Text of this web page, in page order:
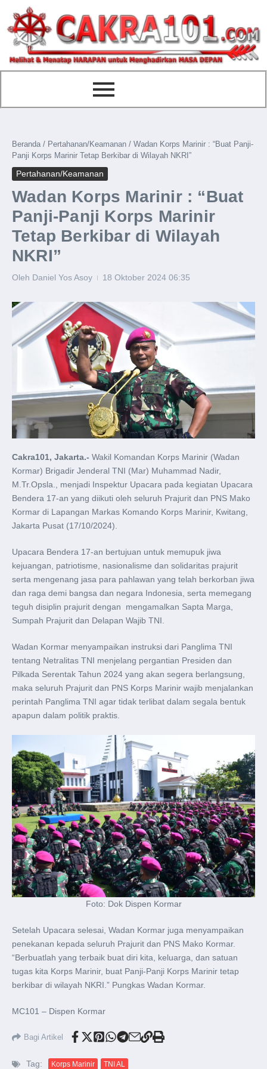
content
Beranda / Pertahanan/Keamanan / Wadan Korps Marinir : “Buat Panji-
Panji Korps Marinir Tetap Berkibar di Wilayah NKRI”
Pertahanan/Keamanan
Wadan Korps Marinir : “Buat
Panji-Panji Korps Marinir
Tetap Berkibar di Wilayah
NKRI”
Oleh Daniel Yos Asoy 18 Oktober 2024 06:35
Cakra101, Jakarta.- Wakil Komandan Korps Marinir (Wadan
Kormar) Brigadir Jenderal TNI (Mar) Muhammad Nadir,
M.Tr.Opsla., menjadi Inspektur Upacara pada kegiatan Upacara
Bendera 17-an yang diikuti oleh seluruh Prajurit dan PNS Mako
Kormar di Lapangan Markas Komando Korps Marinir, Kwitang,
Jakarta Pusat (17/10/2024).
Upacara Bendera 17-an bertujuan untuk memupuk jiwa
kejuangan, patriotisme, nasionalisme dan solidaritas prajurit
serta mengenang jasa para pahlawan yang telah berkorban jiwa
dan raga demi bangsa dan negara Indonesia, serta memegang
teguh disiplin prajurit dengan mengamalkan Sapta Marga,
Sumpah Prajurit dan Delapan Wajib TNI.
Wadan Kormar menyampaikan instruksi dari Panglima TNI
tentang Netralitas TNI menjelang pergantian Presiden dan
Pilkada Serentak Tahun 2024 yang akan segera berlangsung,
maka seluruh Prajurit dan PNS Korps Marinir wajib menjalankan
perintah Panglima TNI agar tidak terlibat dalam segala bentuk
apapun dalam politik praktis.
Foto: Dok Dispen Kormar
Setelah Upacara selesai, Wadan Kormar juga menyampaikan
penekanan kepada seluruh Prajurit dan PNS Mako Kormar.
“Berbuatlah yang terbaik buat diri kita, keluarga, dan satuan
tugas kita Korps Marinir, buat Panji-Panji Korps Marinir tetap
berkibar di wilayah NKRI.” Pungkas Wadan Kormar.
MC101 – Dispen Kormar
Bagi Artikel
Tag: Korps Marinir TNI AL